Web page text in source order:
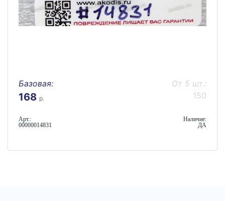
Базовая:
168 р.
От 5 шт.:
150
Арт.:
00000014831
Наличие:
ДА